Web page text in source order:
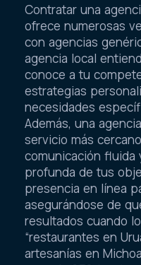
Contratar una
ofrece numerosas
con agencias
agencia local
conoce a tu
estrategias
necesidades
Además, una
servicio más
comunicación fluida
profunda de tus
presencia en línea
asegurándose de
resultados cuando
“restaurantes en
artesanías en